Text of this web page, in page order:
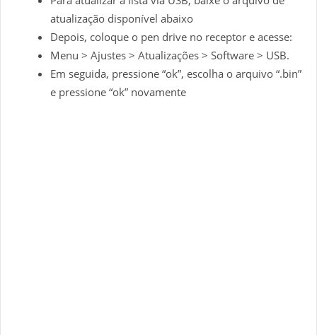
atualização disponível abaixo
Depois, coloque o pen drive no receptor e acesse:
Menu > Ajustes > Atualizações > Software > USB.
Em seguida, pressione “ok”, escolha o arquivo “.bin”
e pressione “ok” novamente